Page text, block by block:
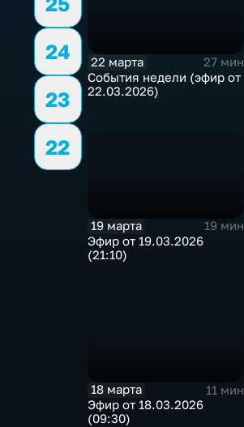
24
23
22
22 марта
27 мин
События недели (эфир от
22.03.2026)
19 марта
19 мин
Эфир от 19.03.2026
(21:10)
18 марта
11 мин
Эфир от 18.03.2026
(09:30)